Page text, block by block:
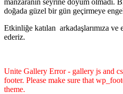
doğada güzel bir gün geçirmeye
Etkinliğe katılan arkadaşlarımıza ve
ederiz.
Unite Gallery Error - gallery js and
footer. Please make sure that
theme.